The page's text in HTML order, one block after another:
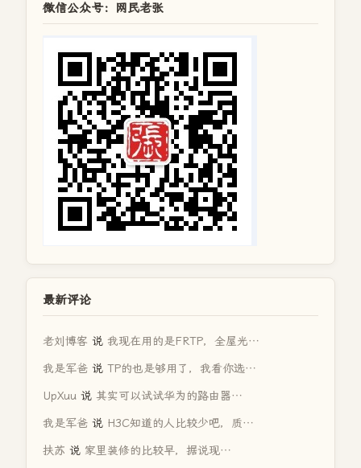
微信公众号：网民老张
最新评论
老刘博客 说 我现在用的是FRTP，全屋光…
我是军爸 说 TP的也是够用了，我看你选…
UpXuu 说 其实可以试试华为的路由器…
我是军爸 说 H3C知道的人比较少吧，质…
扶苏 说 家里装修的比较早，据说现…